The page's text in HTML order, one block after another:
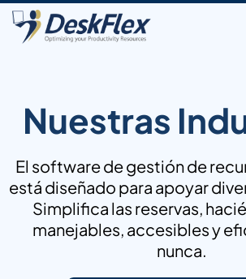
Nuestras
El software de gestión de
está diseñado para apoyar
Simplifica las reservas,
manejables, accesibles y
nunca.